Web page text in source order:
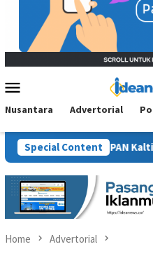
Menu
Nusantara Advertorial
Special Content
BM PAN Kaltim Minta
Home Advertorial